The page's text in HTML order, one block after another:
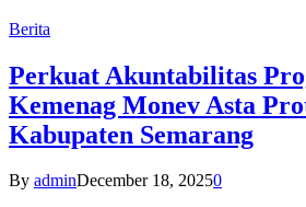
Berita
Perkuat Akuntabilitas
Kemenag Monev Asta
Kabupaten Semarang
By adminDecember 18, 20250